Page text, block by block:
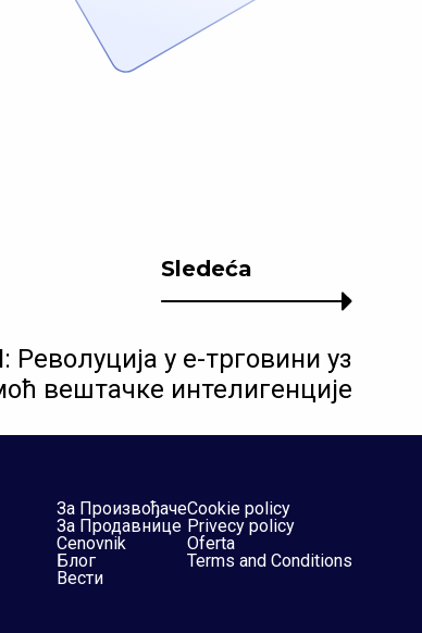
Sledeća
Револуција у е-трговини уз
вештачке интелигенције
За Произвођаче
За Продавнице
Cenovnik
Блог
Вести
Cookie policy
Privecy policy
Oferta
Terms and Conditions